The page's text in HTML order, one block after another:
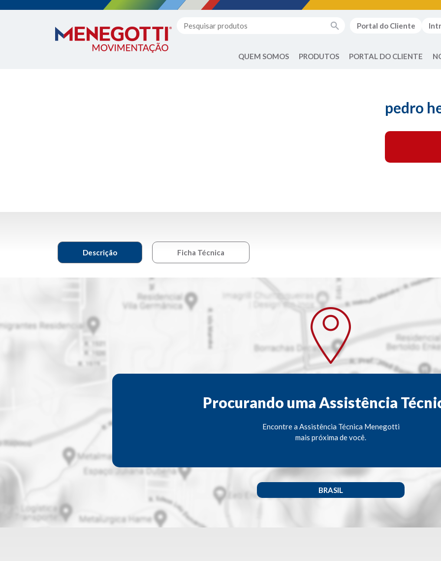
Portal do Cliente
QUEM SOMOS PRODUTOS PORTAL DO CLIENTE
pedro
Descrição Ficha Técnica
Procurando uma Assistência
Encontre a Assistência Técnica Menegotti
mais próxima de você.
BRASIL